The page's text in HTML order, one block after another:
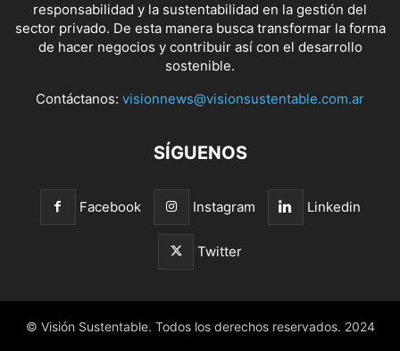
responsabilidad y la sustentabilidad en la gestión del
sector privado. De esta manera busca transformar la forma
de hacer negocios y contribuir así con el desarrollo
sostenible.
Contáctanos: visionnews@visionsustentable.com.ar
SÍGUENOS
Facebook Instagram Linkedin
Twitter
© Visión Sustentable. Todos los derechos reservados. 2024